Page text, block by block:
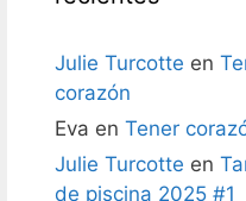
Julie Turcotte en
corazón
Eva en Tener
Julie Turcotte en
de piscina 2025 #1